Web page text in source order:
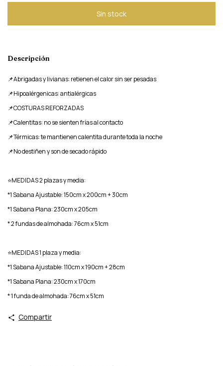
Descripción
📌Abrigadas y livianas: retienen el calor sin ser pesadas
📌Hipoalérgenicas: antialérgicas
📌COSTURAS REFORZADAS
📌Calentitas: no se sienten frías al contacto
📌Térmicas: te mantienen calentita durante toda la noche
📌No destiñen y son de secado rápido
⭐️MEDIDAS 2 plazas y media:
*1 Sabana Ajustable: 150cm x 200cm + 30cm
*1 Sabana Plana: 230cm x 205cm
* 2 fundas de almohada: 76cm x 51cm
⭐️MEDIDAS 1 plaza y media:
*1 Sabana Ajustable: 110cm x 190cm + 28cm
*1 Sabana Plana: 230cm x 170cm
* 1 funda de almohada: 76cm x 51cm
Compartir